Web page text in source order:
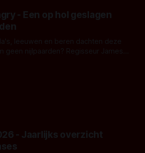
iets kleurrijks maar onheilspellends,
dat maakt De Groen met ieder woord
- Een op hol geslagen
leeuwen en beren dachten deze
geen nijlpaarden? Regisseur James
- Jaarlijks overzicht